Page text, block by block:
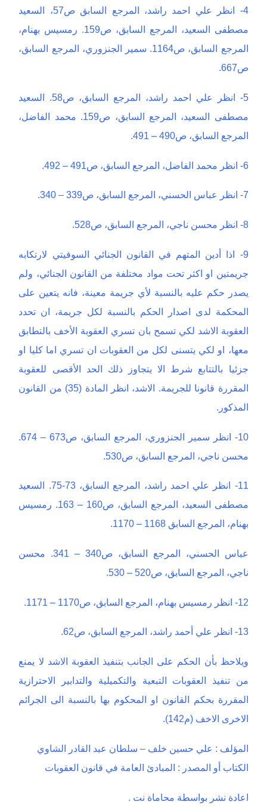
4- انظر علي احمد راشد، المرجع السابق ص57، السعيد
مصطفى السعيد، المرجع السابق، ص159. رمسيس بهنام،
المرجع السابق، ص1164. سمير الجنزوري، المرجع السابق،
ص667.
5- انظر علي احمد راشد، المرجع السابق، ص58. السعيد
مصطفى السعيد، المرجع السابق، ص159. محمد الفاضل،
المرجع السابق، ص490 – 491.
6- انظر محمد الفاضل، المرجع السابق، ص491 – 492.
7- انظر عباس الحسني، المرجع السابق، ص339 – 340.
8- انظر محسن ناجي، المرجع السابق، ص528.
9- اذا أدين المتهم في القانون الجنائي السوفيتي لارتكابه
جريمتين او اكثر تحت مواد مختلفة من القانون الجنائي، ولم
يصدر حكم عليه بالنسبة لأي جريمة معينة، فانه يتعين على
المحكمة لدى اصدار الحكم بالنسبة لكل جريمة، ان تحدد
العقوبة الاشد لكي تسمح بان تسري العقوبة الأخف بالتطابق
معها، او لكي يتسنى لكل من العقوبات ان تسري اما كليا او
جزئيا بالتتابع شرط الا يتجاوز ذلك الحد الأقصى للعقوبة
المقررة قانونا للجريمة. الاشد، انظر المادة (35) من القانون
المذكور.
10- انظر سمير الجنزوري، المرجع السابق، ص673 – 674.
محسن ناجي، المرجع السابق، ص530.
11- انظر علي احمد راشد، المرجع السابق، 73-75. السعيد
مصطفى السعيد، المرجع السابق، ص160 – 163. رمسيس
بهنام، المرجع السابق 1168 – 1170.
عباس الحسني، المرجع السابق، ص340 – 341. محسن
ناجي، المرجع السابق، ص520 – 530.
12- انظر رمسيس بهنام، المرجع السابق، ص1170 – 1171.
13- انظر علي أحمد راشد، المرجع السابق، ص62.
ويلاحظ بأن الحكم على الجانب بتنفيذ العقوبة الاشد لا يمنع
من تنفيذ العقوبات التبعية والتكميلية والتدابير الاحترازية
المقررة بحكم القانون او المحكوم بها بالنسبة الى الجرائم
الاخرى الاخف (م142).
المؤلف : علي حسين خلف – سلطان عبد القادر الشاوي
الكتاب أو المصدر : المبادئ العامة في قانون العقوبات
اعادة نشر بواسطة محاماة نت .